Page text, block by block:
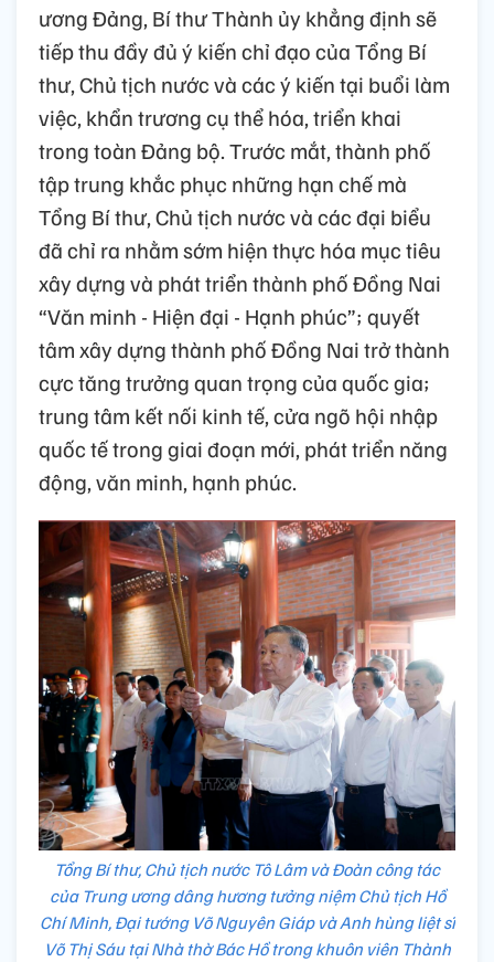
ương Đảng, Bí thư Thành ủy khẳng định sẽ
tiếp thu đầy đủ ý kiến chỉ đạo của Tổng Bí
thư, Chủ tịch nước và các ý kiến tại buổi làm
việc, khẩn trương cụ thể hóa, triển khai
trong toàn Đảng bộ. Trước mắt, thành phố
tập trung khắc phục những hạn chế mà
Tổng Bí thư, Chủ tịch nước và các đại biểu
đã chỉ ra nhằm sớm hiện thực hóa mục tiêu
xây dựng và phát triển thành phố Đồng Nai
“Văn minh - Hiện đại - Hạnh phúc”; quyết
tâm xây dựng thành phố Đồng Nai trở thành
cực tăng trưởng quan trọng của quốc gia;
trung tâm kết nối kinh tế, cửa ngõ hội nhập
quốc tế trong giai đoạn mới, phát triển năng
động, văn minh, hạnh phúc.
Tổng Bí thư, Chủ tịch nước Tô Lâm và Đoàn công tác
của Trung ương dâng hương tưởng niệm Chủ tịch Hồ
Chí Minh, Đại tướng Võ Nguyên Giáp và Anh hùng liệt sĩ
Võ Thị Sáu tại Nhà thờ Bác Hồ trong khuôn viên Thành